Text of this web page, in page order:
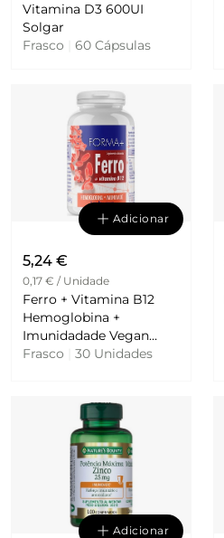
Vitamina D3 600UI
Solgar
Frasco
60 Cápsulas
Adicionar
5,24 €
0,17 € / Unidade
Ferro + Vitamina B12
Hemoglobina +
Imunidadade Vegan
Forma +
Frasco 30 Unidades
Adicionar